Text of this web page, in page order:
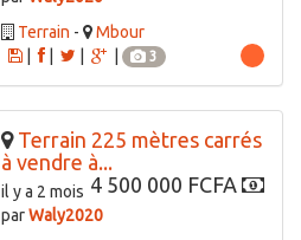
Terrain -
Mbour
|
3
Terrain 225 mètres carrés
à vendre à...
4 500 000 FCFA
il y a 2 mois
parWaly2020